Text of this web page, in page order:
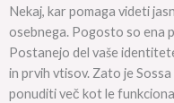
Nekaj, kar pomaga videti
osebnega. Pogosto so ena
Postanejo del vaše
in prvih vtisov. Zato je
ponuditi več kot le